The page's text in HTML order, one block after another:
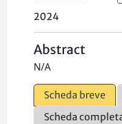
2024
Abstract
N/A
Scheda breve
Scheda